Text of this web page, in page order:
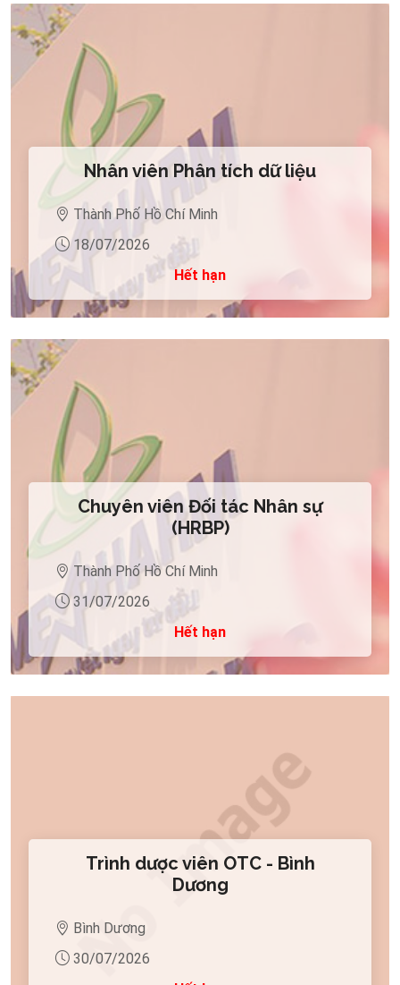
Nhân viên Phân tích dữ liệu
Thành Phố Hồ Chí Minh
18/07/2026
Hết hạn
Chuyên viên Đối tác Nhân sự
(HRBP)
Thành Phố Hồ Chí Minh
31/07/2026
Hết hạn
Trình dược viên OTC - Bình
Dương
Bình Dương
30/07/2026